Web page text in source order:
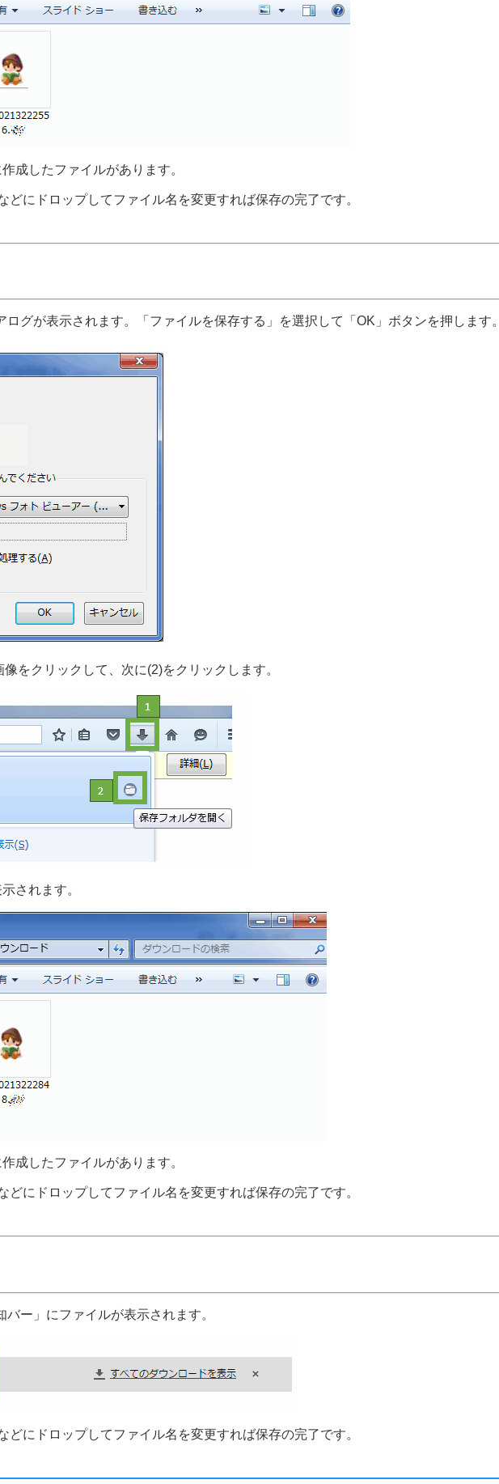
成したファイルがあります。
どにドロップしてファイル名を変更すれば保存の完了です。
グが表示されます。「ファイルを保存する」を選択して「OK」ボタンを押します。
をクリックして、次に(2)をクリックします。
されます。
成したファイルがあります。
どにドロップしてファイル名を変更すれば保存の完了です。
ー」にファイルが表示されます。
どにドロップしてファイル名を変更すれば保存の完了です。